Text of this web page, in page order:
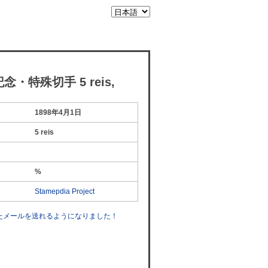
念・特殊切手 5 reis,
1898年4月1日
5 reis
%
Stamepdia Project
ールを送れるようになりました！